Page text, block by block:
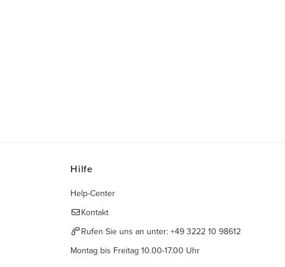
Hilfe
Help-Center
Kontakt
Rufen Sie uns an unter: +49 3222 10 98612
Montag bis Freitag 10.00-17.00 Uhr